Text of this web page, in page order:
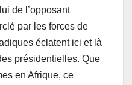
de l’opposant
par les forces de
éclatent ici et là
présidentielles. Que
en Afrique, ce